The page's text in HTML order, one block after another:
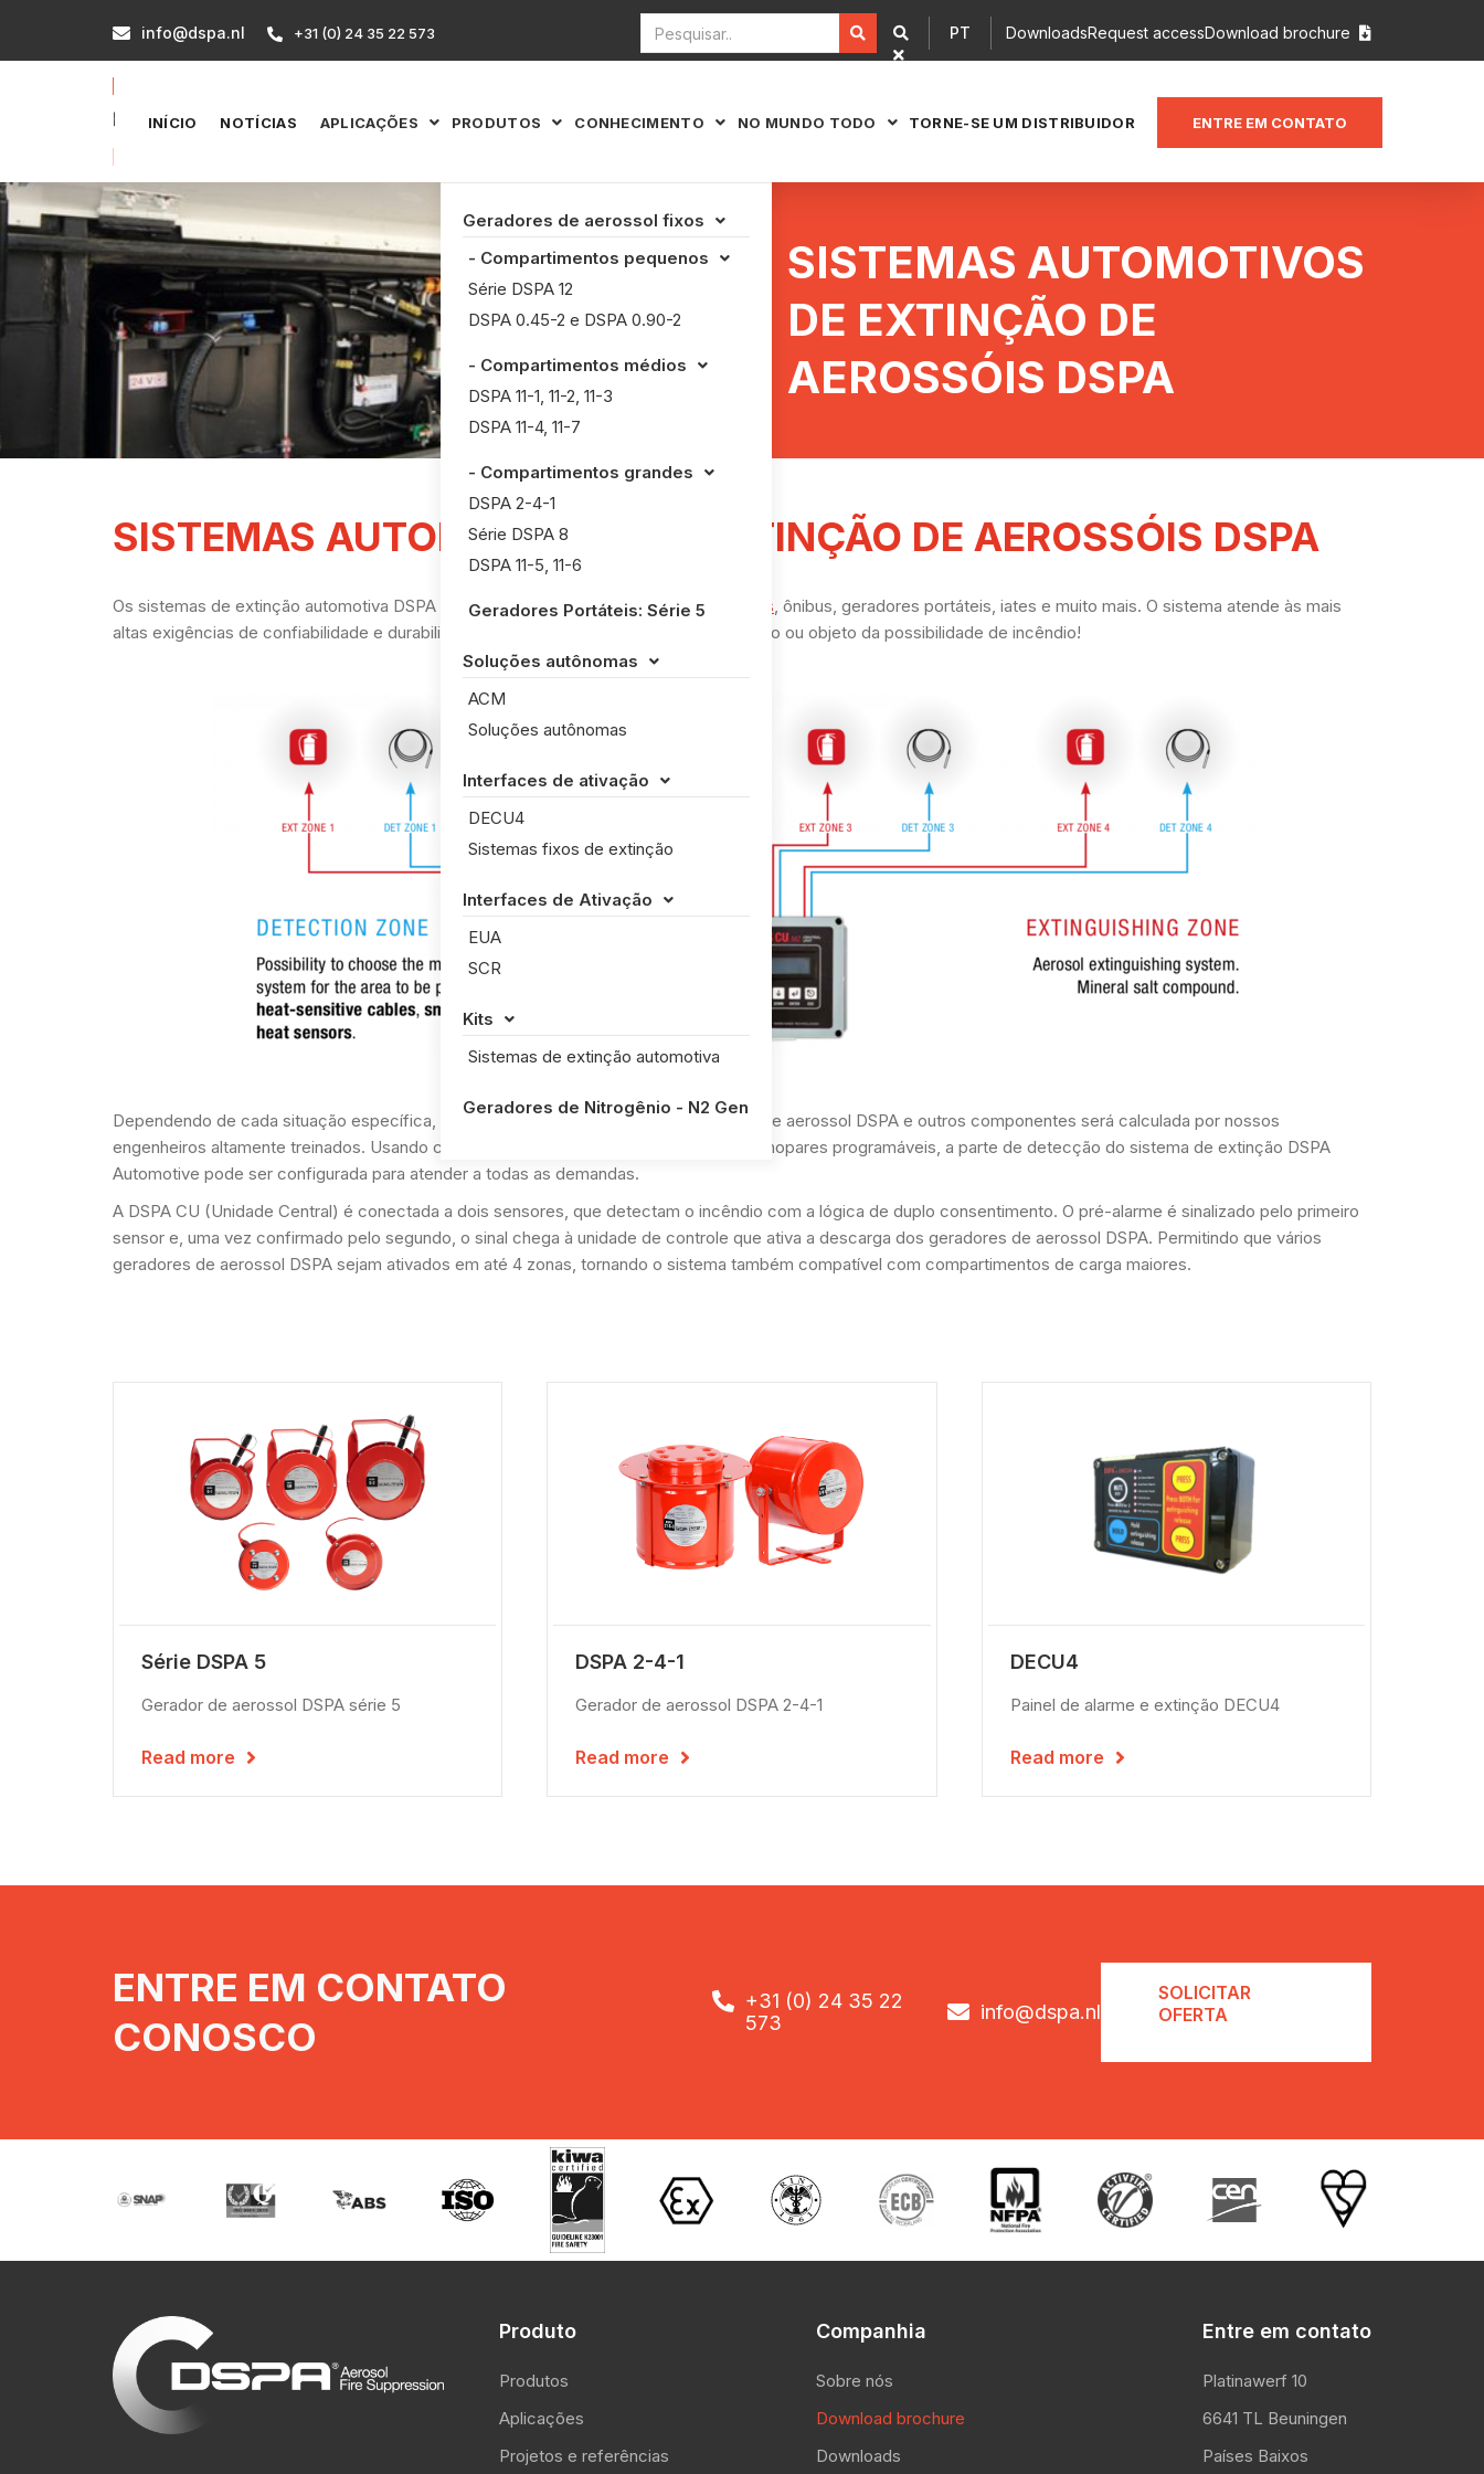
 info@dspa.nl  +31 (0) 24 35 22 573


PT DownloadsRequest accessDownload brochure 
INÍCIO NOTÍCIAS APLICAÇÕES  PRODUTOS 
Geradores de aerossol fixos 
- Compartimentos pequenos 
Série DSPA 12
DSPA 0.45-2 e DSPA 0.90-2
- Compartimentos médios 
DSPA 11-1, 11-2, 11-3
DSPA 11-4, 11-7
- Compartimentos grandes 
DSPA 2-4-1
Série DSPA 8
DSPA 11-5, 11-6
Geradores Portáteis: Série 5
Soluções autônomas 
ACM
Soluções autônomas
Interfaces de ativação 
DECU4
Sistemas fixos de extinção
Interfaces de Ativação 
EUA
SCR
Kits 
Sistemas de extinção automotiva
Geradores de Nitrogênio - N2 Gen
CONHECIMENTO  NO MUNDO TODO  TORNE-SE UM DISTRIBUIDOR ENTRE EM CONTATO
SISTEMAS AUTOMOTIVOS
DE EXTINÇÃO DE
AEROSSÓIS DSPA
SISTEMAS AUTOMOTIVOS DE EXTINÇÃO DE AEROSSÓIS DSPA
Os sistemas de extinção automotiva DSPA podem ser aplicados em carros, caminhões, ônibus, geradores portáteis, iates e muito mais. O sistema atende às mais
altas exigências de confiabilidade e durabilidade e permite que você proteja seu veículo ou objeto da possibilidade de incêndio!
Dependendo de cada situação específica, uma combinação de sensores, geradores de aerossol DSPA e outros componentes será calculada por nossos
engenheiros altamente treinados. Usando cabos lineares de detecção de calor ou termopares programáveis, a parte de detecção do sistema de extinção DSPA
Automotive pode ser configurada para atender a todas as demandas.
A DSPA CU (Unidade Central) é conectada a dois sensores, que detectam o incêndio com a lógica de duplo consentimento. O pré-alarme é sinalizado pelo primeiro
sensor e, uma vez confirmado pelo segundo, o sinal chega à unidade de controle que ativa a descarga dos geradores de aerossol DSPA. Permitindo que vários
geradores de aerossol DSPA sejam ativados em até 4 zonas, tornando o sistema também compatível com compartimentos de carga maiores.
Série DSPA 5
Gerador de aerossol DSPA série 5
Read more 
DSPA 2-4-1
Gerador de aerossol DSPA 2-4-1
Read more 
DECU4
Painel de alarme e extinção DECU4
Read more 
ENTRE EM CONTATO
CONOSCO
 +31 (0) 24 35 22
573
 info@dspa.nl
SOLICITAR
OFERTA
Produto
Produtos
Aplicações
Projetos e referências
Companhia
Sobre nós
Download brochure
Downloads
Entre em contato
Platinawerf 10
6641 TL Beuningen
Países Baixos